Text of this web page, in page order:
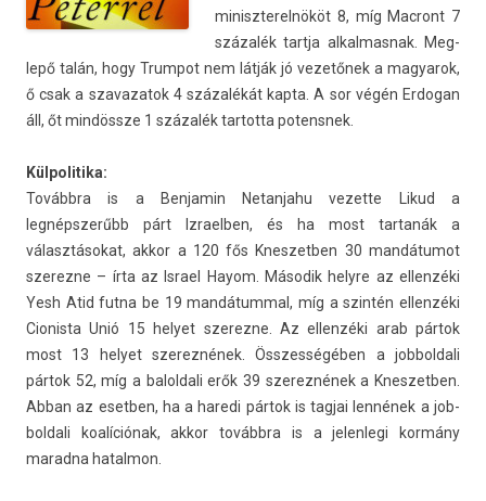
miniszterel­nököt 8, míg Mac­ront 7
százalék tartja al­kal­masnak. Meg­
lepő talán, hogy Trum­pot nem látják jó vezetőnek a magyarok,
ő csak a szavazatok 4 százalékát kapta. A sor végén Er­dogan
áll, őt mindössze 1 százalék tar­totta potensnek.
Kül­politika:
Továbbra is a Be­njamin Netan­jahu vezet­te Likud a
legnépszerűbb párt Iz­raelb­en, és ha most tar­tanák a
választásokat, akkor a 120 fős Knes­zetb­en 30 mandátumot
szerez­ne – írta az Is­rael Hayom. Második helyre az el­lenzéki
Yesh Atid futna be 19 man­dátumm­al, míg a szintén el­lenzéki
Cionis­ta Unió 15 helyet szerez­ne. Az el­lenzéki arab pártok
most 13 helyet szerez­nének. Összes­ségéb­en a job­boldali
pártok 52, míg a balol­dali erők 39 szerez­nének a Knes­zetb­en.
Abban az esetb­en, ha a haredi pártok is tag­jai lennének a job­
boldali koalíciónak, akkor továbbra is a jelen­legi kormány
marad­na hatal­mon.